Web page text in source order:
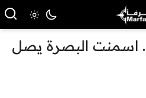
اسمنت البصرة يصل